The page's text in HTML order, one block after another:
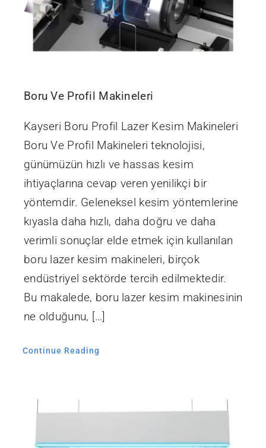
Boru Ve Profil Makineleri
Kayseri Boru Profil Lazer Kesim Makineleri
Boru Ve Profil Makineleri teknolojisi,
günümüzün hızlı ve hassas kesim
ihtiyaçlarına cevap veren yenilikçi bir
yöntemdir. Geleneksel kesim yöntemlerine
kıyasla daha hızlı, daha doğru ve daha
verimli sonuçlar elde etmek için kullanılan
boru lazer kesim makineleri, birçok
endüstriyel sektörde tercih edilmektedir.
Bu makalede, boru lazer kesim makinesinin
ne olduğunu, […]
Continue Reading